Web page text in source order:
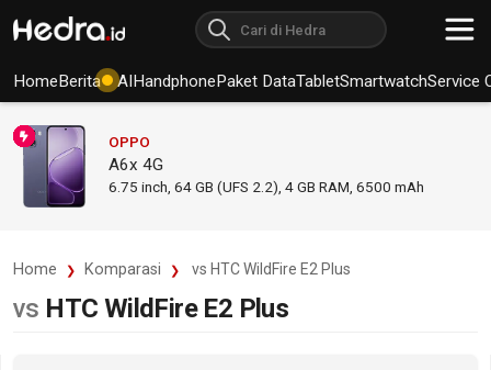
HomeBerita AIHandphonePaket DataTabletSmartwatchService
OPPO
A6x 4G
6.75 inch, 64 GB (UFS 2.2), 4 GB RAM 6500 mAh
Home Komparasi vs HTC WildFire E2 Plus
vs HTC WildFire E2 Plus